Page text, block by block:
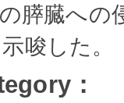
膵臓への
唆した。
：